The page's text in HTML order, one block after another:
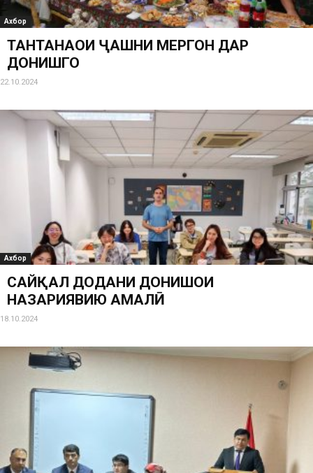
Ахбор
ТАНТАНАҲОИ ҶАШНИ МЕҲРГОН ДАР
ДОНИШГОҲ
22.10.2024
Ахбор
САЙҚАЛ ДОДАНИ ДОНИШҲОИ
НАЗАРИЯВИЮ АМАЛӢ
18.10.2024